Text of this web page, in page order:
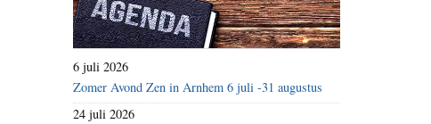
6 juli 2026
Zomer Avond Zen in Arnhem 6 juli -31 augustus
24 juli 2026